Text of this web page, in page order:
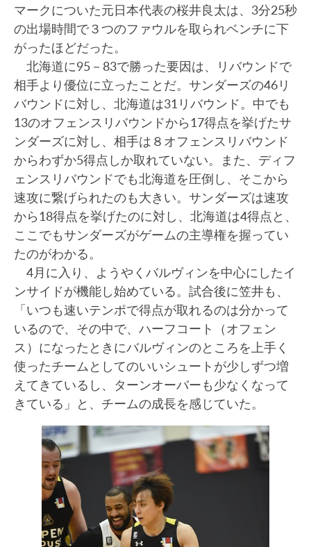
マークについた元日本代表の桜井良太は、3分25秒
の出場時間で３つのファウルを取られベンチに下
がったほどだった。
北海道に95－83で勝った要因は、リバウンドで
相手より優位に立ったことだ。サンダーズの46リ
バウンドに対し、北海道は31リバウンド。中でも
13のオフェンスリバウンドから17得点を挙げたサ
ンダーズに対し、相手は８オフェンスリバウンド
からわずか5得点しか取れていない。また、ディフ
ェンスリバウンドでも北海道を圧倒し、そこから
速攻に繋げられたのも大きい。サンダーズは速攻
から18得点を挙げたのに対し、北海道は4得点と、
ここでもサンダーズがゲームの主導権を握ってい
たのがわかる。
4月に入り、ようやくバルヴィンを中心にしたイ
ンサイドが機能し始めている。試合後に笠井も、
「いつも速いテンポで得点が取れるのは分かって
いるので、その中で、ハーフコート（オフェン
ス）になったときにバルヴィンのところを上手く
使ったチームとしてのいいシュートが少しずつ増
えてきているし、ターンオーバーも少なくなって
きている」と、チームの成長を感じていた。